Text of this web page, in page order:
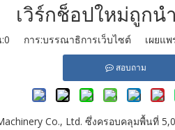
เวิร์กช็อปใหม่ถูกน
0 การ:บรรณาธิการเว็บไซต์ เผยแ
สอบถาม
Co., Ltd. ซึ่งครอบคลุมพื้นที่